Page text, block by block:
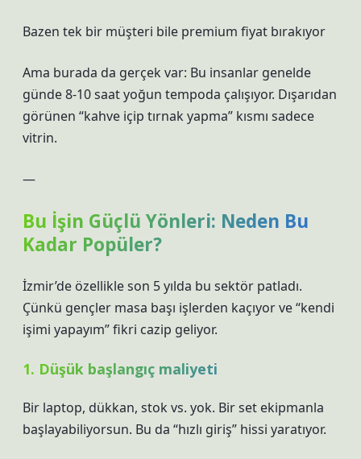
Bazen tek bir müşteri bile premium fiyat bırakıyor
Ama burada da gerçek var: Bu insanlar genelde
günde 8-10 saat yoğun tempoda çalışıyor. Dışarıdan
görünen “kahve içip tırnak yapma” kısmı sadece
vitrin.
—
Bu İşin Güçlü Yönleri: Neden Bu
Kadar Popüler?
İzmir’de özellikle son 5 yılda bu sektör patladı.
Çünkü gençler masa başı işlerden kaçıyor ve “kendi
işimi yapayım” fikri cazip geliyor.
1. Düşük başlangıç maliyeti
Bir laptop, dükkan, stok vs. yok. Bir set ekipmanla
başlayabiliyorsun. Bu da “hızlı giriş” hissi yaratıyor.